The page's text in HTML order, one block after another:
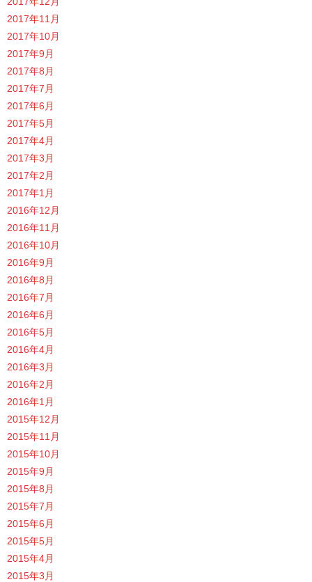
2017年11月
2017年10月
2017年9月
2017年8月
2017年7月
2017年6月
2017年5月
2017年4月
2017年3月
2017年2月
2017年1月
2016年12月
2016年11月
2016年10月
2016年9月
2016年8月
2016年7月
2016年6月
2016年5月
2016年4月
2016年3月
2016年2月
2016年1月
2015年12月
2015年11月
2015年10月
2015年9月
2015年8月
2015年7月
2015年6月
2015年5月
2015年4月
2015年3月